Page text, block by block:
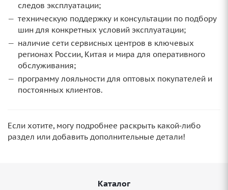
следов эксплуатации;
техническую поддержку и консультации по подбору
шин для конкретных условий эксплуатации;
наличие сети сервисных центров в ключевых
регионах России, Китая и мира для оперативного
обслуживания;
программу лояльности для оптовых покупателей и
постоянных клиентов.
Если хотите, могу подробнее раскрыть какой‑либо
раздел или добавить дополнительные детали!
Каталог